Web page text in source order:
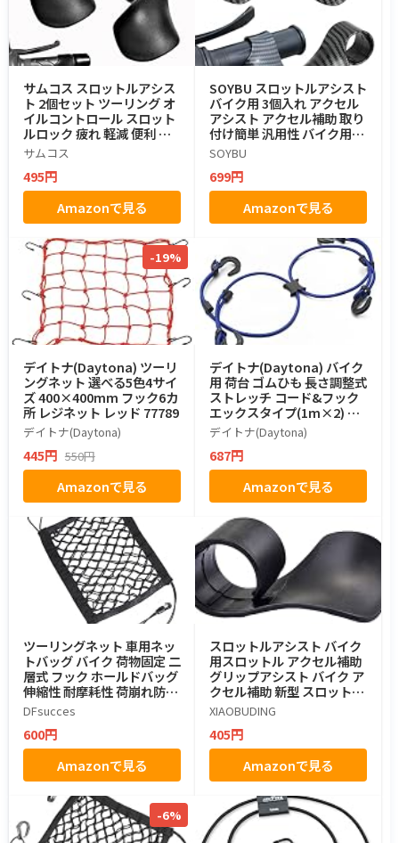
サムコス スロットルアシス
ト 2個セット ツーリング オ
イルコントロール スロット
ルロック 疲れ 軽減 便利 シ
ンプル バイク用品
サムコス
495円
Amazonで見る
SOYBU スロットルアシスト
バイク用 3個入れ アクセル
アシスト アクセル補助 取り
付け簡単 汎用性 バイク用品
(ブラック-A)
SOYBU
699円
Amazonで見る
-19%
デイトナ(Daytona) ツーリ
ングネット 選べる5色4サイ
ズ 400×400mm フック6カ
所 レジネット レッド 77789
デイトナ(Daytona)
445円 550円
Amazonで見る
デイトナ(Daytona) バイク
用 荷台 ゴムひも 長さ調整式
ストレッチ コード&フック
エックスタイプ(1m×2) ブ
ルー 73403
デイトナ(Daytona)
687円
Amazonで見る
ツーリングネット 車用ネッ
トバッグ バイク 荷物固定 二
層式 フック ホールドバッグ
伸縮性 耐摩耗性 荷崩れ防止
(25CM×30CM 二層式)
DFsucces
600円
Amazonで見る
スロットルアシスト バイク
用スロットル アクセル補助
グリップアシスト バイク ア
クセル補助 新型 スロットル
アシスト バイクパーツ バイ
ク用品 強くて長持ちする ロ
ングツーリング 手 疲れ 軽減
1個入り （ブラック）
XIAOBUDING
405円
Amazonで見る
-6%